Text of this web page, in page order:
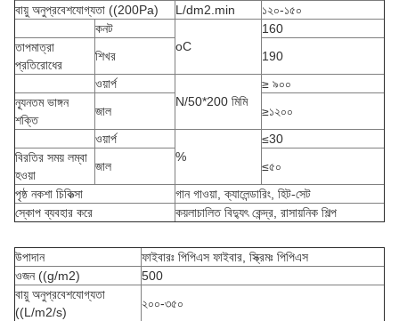
বায়ু অনুপ্রবেশযোগ্যতা ((200Pa)
L/dm2.min
১২০-১৫০
কনট
oC
160
তাপমাত্রা
প্রতিরোধের
শিখর
190
ওয়ার্প
N/50*200 মিমি
≥ ৯০০
ন্যূনতম ভাঙ্গন
শক্তি
জাল
≥১২০০
ওয়ার্প
%
≤30
বিরতির সময় লম্বা
হওয়া
জাল
≤৫০
পৃষ্ঠ নকশা চিকিত্সা
গান গাওয়া, ক্যালেন্ডারিং, হিট-সেট
স্কোপ ব্যবহার করে
কয়লাচালিত বিদ্যুৎ কেন্দ্র, রাসায়নিক শিল্প
উপাদান
ফাইবারঃ পিপিএস ফাইবার, স্ক্রিমঃ পিপিএস
ওজন ((g/m2)
500
বায়ু অনুপ্রবেশযোগ্যতা
((L/m2/s)
২০০-৩৫০